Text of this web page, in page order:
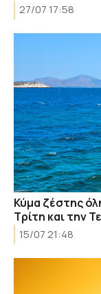
27/07 17:58
Κύμα ζέστης
Τρίτη και την
15/07 21:48